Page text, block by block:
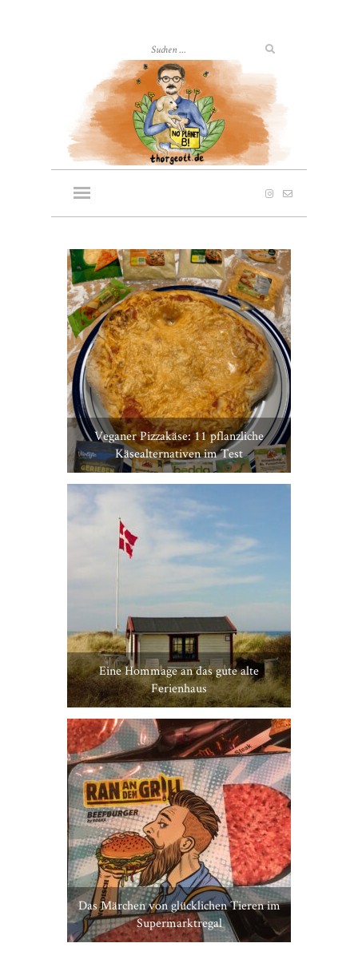
Veganer Pizzakäse: 11 pflanzliche
Käsealternativen im Test
Eine Hommage an das gute alte
Ferienhaus
Das Märchen von glücklichen Tieren im
Supermarktregal